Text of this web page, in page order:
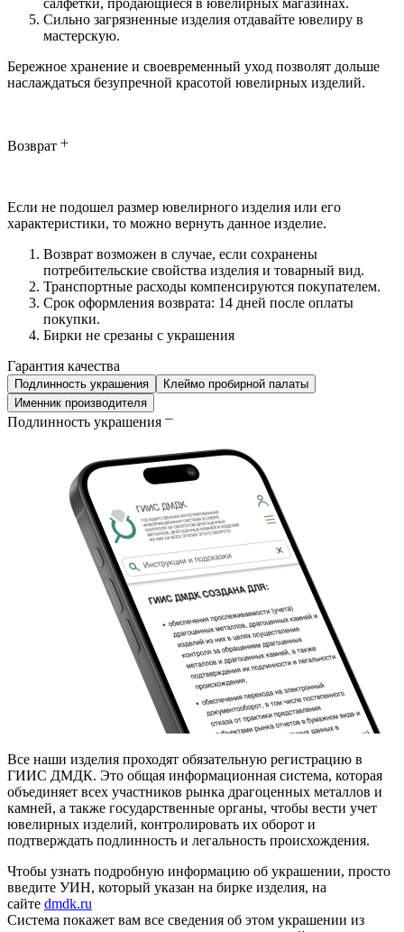
салфетки, продающиеся в ювелирных магазинах.
Сильно загрязненные изделия отдавайте ювелиру в
мастерскую.
Бережное хранение и своевременный уход позволят дольше
наслаждаться безупречной красотой ювелирных изделий.
Возврат
Если не подошел размер ювелирного изделия или его
характеристики, то можно вернуть данное изделие.
Возврат возможен в случае, если сохранены
потребительские свойства изделия и товарный вид.
Транспортные расходы компенсируются покупателем.
Срок оформления возврата: 14 дней после оплаты
покупки.
Бирки не срезаны с украшения
Гарантия качества
Подлинность украшения
Клеймо пробирной палаты
Именник производителя
Подлинность украшения
Все наши изделия проходят обязательную регистрацию в
ГИИС ДМДК. Это общая информационная система, которая
объединяет всех участников рынка драгоценных металлов и
камней, а также государственные органы, чтобы вести учет
ювелирных изделий, контролировать их оборот и
подтверждать подлинность и легальность происхождения.
Чтобы узнать подробную информацию об украшении, просто
введите УИН, который указан на бирке изделия, на
сайте dmdk.ru
Система покажет вам все сведения об этом украшении из